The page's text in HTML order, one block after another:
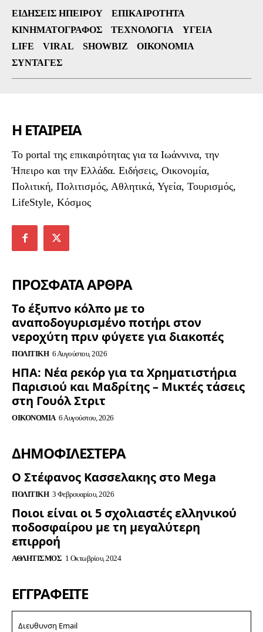
ΕΙΔΉΣΕΙΣ ΗΠΕΊΡΟΥ
ΕΠΙΚΑΙΡΌΤΗΤΑ
ΚΙΝΗΜΑΤΟΓΡΆΦΟΣ
ΤΕΧΝΟΛΟΓΊΑ
ΥΓΕΊΑ
LIFE
VIRAL SHOWBIZ
ΟΙΚΟΝΟΜΊΑ
ΣΥΝΤΑΓΈΣ
Η ΕΤΑΙΡΕΙΑ
To portal της επικαιρότητας για τα Ιωάννινα, την
Ήπειρο και την Ελλάδα. Ειδήσεις, Οικονομία,
Πολιτική, Πολιτισμός, Αθλητικά, Υγεία, Τουρισμός,
LifeStyle, Κόσμος
ΠΡΟΣΦΑΤΑ ΑΡΘΡΑ
Το έξυπνο κόλπο με το
αναποδογυρισμένο ποτήρι στον
νεροχύτη πριν φύγετε για διακοπές
ΠΟΛΙΤΙΚΉ 6 Αυγούστου, 2026
ΗΠΑ: Νέα ρεκόρ για τα Χρηματιστήρια
Παρισιού και Μαδρίτης – Μικτές τάσεις
στη Γουόλ Στριτ
ΟΙΚΟΝΟΜΊΑ 6 Αυγούστου, 2026
ΔΗΜΟΦΙΛΈΣΤΕΡΑ
Ο Στέφανος Κασσελακης στο Mega
ΠΟΛΙΤΙΚΉ 3 Φεβρουαρίου, 2026
Ποιοι είναι οι 5 σχολιαστές ελληνικού
ποδοσφαίρου με τη μεγαλύτερη
επιρροή
ΑΘΛΗΤΙΣΜΌΣ 1 Οκτωβρίου, 2024
ΕΓΓΡΑΦΕΊΤΕ